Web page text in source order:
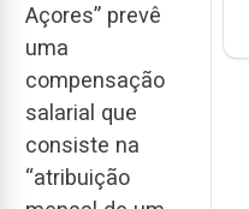
Açores” prevê
uma
compensação
salarial que
consiste na
“atribuição